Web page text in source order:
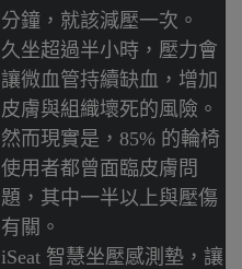
分鐘，就該減壓一次。
久坐超過半小時，壓力會
讓微血管持續缺血，增加
皮膚與組織壞死的風險。
然而現實是，85% 的輪椅
使用者都曾面臨皮膚問
題，其中一半以上與壓傷
有關。
iSeat 智慧坐壓感測墊，讓